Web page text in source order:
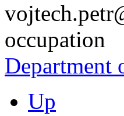
vojtech.petr
occupation
Department
Up